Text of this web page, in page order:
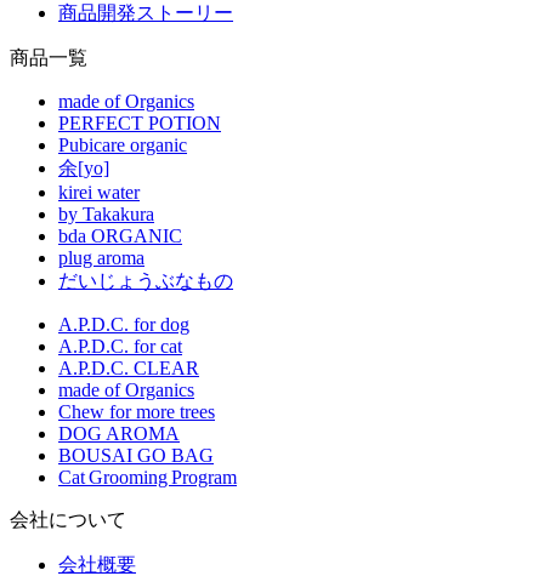
商品開発ストーリー
商品一覧
made of Organics
PERFECT POTION
Pubicare organic
余[yo]
kirei water
by Takakura
bda ORGANIC
plug aroma
だいじょうぶなもの
A.P.D.C. for dog
A.P.D.C. for cat
A.P.D.C. CLEAR
made of Organics
Chew for more trees
DOG AROMA
BOUSAI GO BAG
Cat Grooming Program
会社について
会社概要